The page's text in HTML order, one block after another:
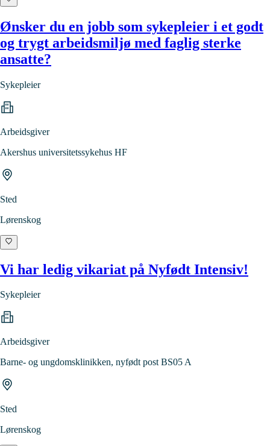
Ønsker du en jobb som sykepleier i et godt
og trygt arbeidsmiljø med faglig sterke
ansatte?
Sykepleier
Arbeidsgiver
Akershus universitetssykehus HF
Sted
Lørenskog
Vi har ledig vikariat på Nyfødt Intensiv!
Sykepleier
Arbeidsgiver
Barne- og ungdomsklinikken, nyfødt post BS05 A
Sted
Lørenskog